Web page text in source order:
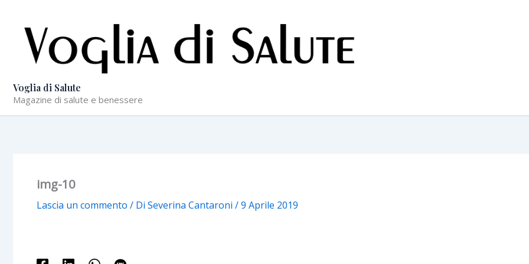
contenuto
Voglia di Salute
Magazine di salute e benessere
img-10
Lascia un commento / Di Severina Cantaroni /9 Aprile 2019